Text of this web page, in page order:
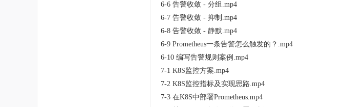
6-6 告警收敛 - 分组.mp4
6-7 告警收敛 - 抑制.mp4
6-8 告警收敛 - 静默.mp4
6-9 Prometheus一条告警怎么触发的？.mp4
6-10 编写告警规则案例.mp4
7-1 K8S监控方案.mp4
7-2 K8S监控指标及实现思路.mp4
7-3 在K8S中部署Prometheus.mp4